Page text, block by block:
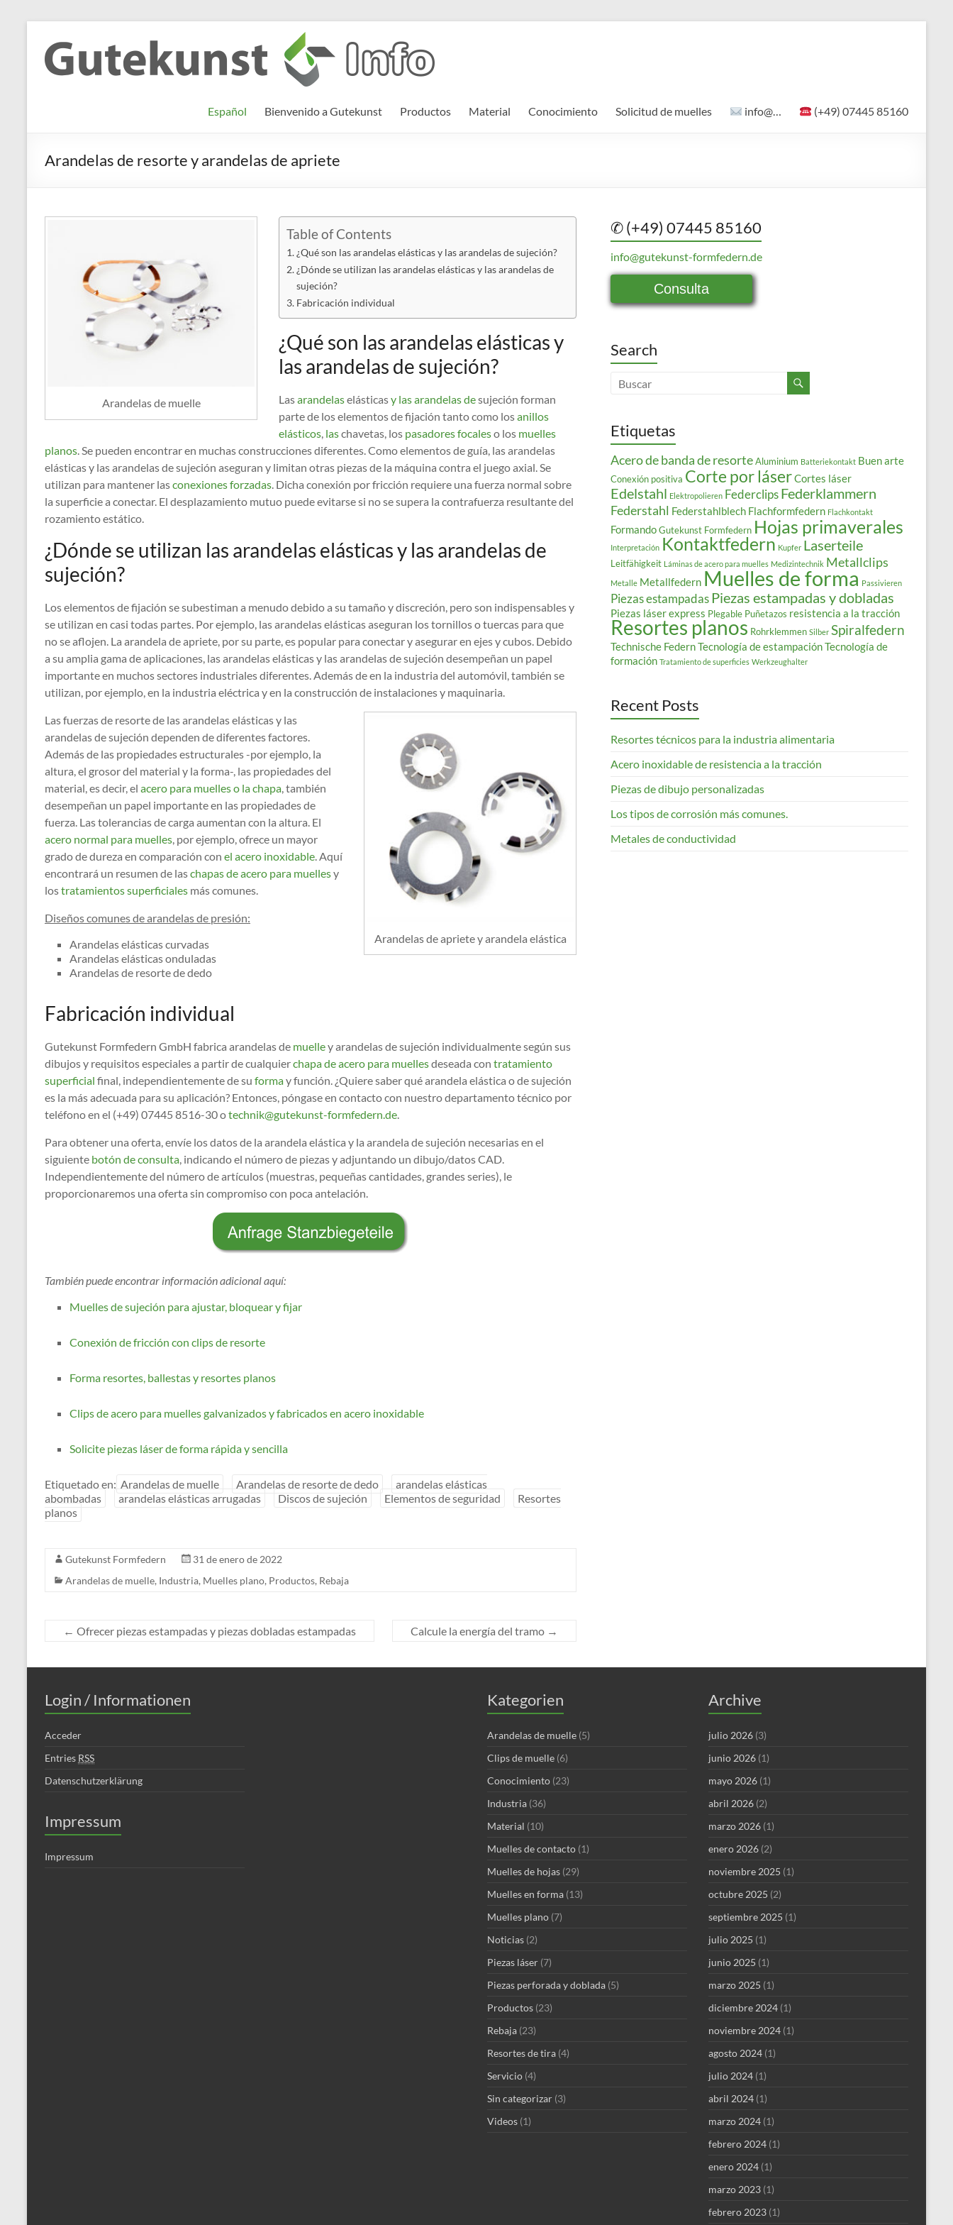
contenido
Gutekunst
Formfedern
Informationen
und
Wissenswertes
Español Bienvenido a Gutekunst Productos Material Conocimiento Solicitud de muelles info@… (+49) 07445 85160
Arandelas de resorte y arandelas de apriete
Arandelas de muelle
Table of Contents
¿Qué son las arandelas elásticas y las arandelas de sujeción?
¿Dónde se utilizan las arandelas elásticas y las arandelas de
sujeción?
Fabricación individual
¿Qué son las arandelas elásticas y
las arandelas de sujeción?
Lasarandelaselásticasy las arandelas desujeción forman
parte de los elementos de fijación tanto como losanillos
elásticos, laschavetas, los pasadores focaleso los muelles
planos. Se pueden encontrar en muchas construcciones diferentes. Como elementos de guía, las arandelas
elásticas y las arandelas de sujeción aseguran y limitan otras piezas de la máquina contra el juego axial. Se
utilizan para mantener lasconexiones forzadas. Dicha conexión por fricción requiere una fuerza normal sobre
la superficie a conectar. El desplazamiento mutuo puede evitarse si no se supera la contrafuerza resultante del
rozamiento estático.
¿Dónde se utilizan las arandelas elásticas y las arandelas de
sujeción?
Los elementos de fijación se subestiman a menudo debido a su tamaño y discreción, pero son indispensables y
se utilizan en casi todas partes. Por ejemplo, las arandelas elásticas aseguran los tornillos o tuercas para que
no se aflojen. La arandela de apriete, por su parte, es popular para conectar y asegurar en ejes y cubos. Debido
a su amplia gama de aplicaciones, las arandelas elásticas y las arandelas de sujeción desempeñan un papel
importante en muchos sectores industriales diferentes. Además de en la industria del automóvil, también se
utilizan, por ejemplo, en la industria eléctrica y en la construcción de instalaciones y maquinaria.
Arandelas de apriete y arandela elástica
Las fuerzas de resorte de las arandelas elásticas y las
arandelas de sujeción dependen de diferentes factores.
Además de las propiedades estructurales -por ejemplo, la
altura, el grosor del material y la forma-, las propiedades del
material, es decir, el acero para muelles o la chapa, también
desempeñan un papel importante en las propiedades de
fuerza. Las tolerancias de carga aumentan con la altura. El
acero normal para muelles, por ejemplo, ofrece un mayor
grado de dureza en comparación con el acero inoxidable. Aquí
encontrará un resumen de laschapas de acero para muellesy
lostratamientos superficiales más comunes.
Diseños comunes de arandelas de presión:
Arandelas elásticas curvadas
Arandelas elásticas onduladas
Arandelas de resorte de dedo
Fabricación individual
Gutekunst Formfedern GmbH fabrica arandelas de muelley arandelas de sujeción individualmente según sus
dibujos y requisitos especiales a partir de cualquierchapa de acero para muellesdeseada con tratamiento
superficial final, independientemente de su formay función. ¿Quiere saber qué arandela elástica o de sujeción
es la más adecuada para su aplicación? Entonces, póngase en contacto con nuestro departamento técnico por
teléfono en el (+49) 07445 8516-30 otechnik@gutekunst-formfedern.de.
Para obtener una oferta, envíe los datos de la arandela elástica y la arandela de sujeción necesarias en el
siguiente botón de consulta, indicando el número de piezas y adjuntando un dibujo/datos CAD.
Independientemente del número de artículos (muestras, pequeñas cantidades, grandes series), le
proporcionaremos una oferta sin compromiso con poca antelación.
También puede encontrar información adicional aquí:
Muelles de sujeción para ajustar, bloquear y fijar
Conexión de fricción con clips de resorte
Forma resortes, ballestas y resortes planos
Clips de acero para muelles galvanizados y fabricados en acero inoxidable
Solicite piezas láser de forma rápida y sencilla
Etiquetado en: Arandelas de muelle Arandelas de resorte de dedo
arandelas elásticas
abombadas
arandelas elásticas arrugadas Discos de sujeción Elementos de seguridad
Resortes
planos
Gutekunst Formfedern
31 de enero de 2022
Arandelas de muelle, Industria, Muelles plano, Productos, Rebaja
← Ofrecer piezas estampadas y piezas dobladas estampadas Calcule la energía del tramo →
✆ (+49) 07445 85160
info@gutekunst-formfedern.de
Consulta
Search
Etiquetas
Acero de banda de resorteAluminium Batteriekontakt Buen arte
Conexión positiva Corte por láserCortes láser
Edelstahl Elektropolieren FederclipsFederklammern
Federstahl Federstahlblech Flachformfedern Flachkontakt
FormandoGutekunst Formfedern Hojas primaverales
Interpretación Kontaktfedern Kupfer Laserteile
Leitfähigkeit Láminas de acero para muelles Medizintechnik Metallclips
Metalle Metallfedern Muelles de forma Passivieren
Piezas estampadas Piezas estampadas y dobladas
Piezas láser express Plegable Puñetazos resistencia a la tracción
Resortes planos Rohrklemmen Silber Spiralfedern
Technische FedernTecnología de estampaciónTecnología de
formación Tratamiento de superficies Werkzeughalter
Recent Posts
Resortes técnicos para la industria alimentaria
Acero inoxidable de resistencia a la tracción
Piezas de dibujo personalizadas
Los tipos de corrosión más comunes.
Metales de conductividad
Login / Informationen
Acceder
Entries RSS
Datenschutzerklärung
Impressum
Impressum
Kategorien
Arandelas de muelle (5)
Clips de muelle (6)
Conocimiento (23)
Industria (36)
Material (10)
Muelles de contacto (1)
Muelles de hojas (29)
Muelles en forma (13)
Muelles plano (7)
Noticias (2)
Piezas láser (7)
Piezas perforada y doblada (5)
Productos (23)
Rebaja (23)
Resortes de tira (4)
Servicio (4)
Sin categorizar (3)
Videos (1)
Archive
julio 2026 (3)
junio 2026 (1)
mayo 2026 (1)
abril 2026 (2)
marzo 2026 (1)
enero 2026 (2)
noviembre 2025 (1)
octubre 2025 (2)
septiembre 2025 (1)
julio 2025 (1)
junio 2025 (1)
marzo 2025 (1)
diciembre 2024 (1)
noviembre 2024 (1)
agosto 2024 (1)
julio 2024 (1)
abril 2024 (1)
marzo 2024 (1)
febrero 2024 (1)
enero 2024 (1)
marzo 2023 (1)
febrero 2023 (1)